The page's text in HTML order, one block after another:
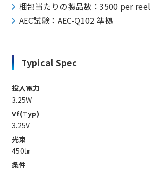
梱包当たりの製品数：3500 per reel
AEC試験：AEC-Q102 準拠
Typical Spec
投入電力
3.25W
Vf(Typ)
3.25V
光束
450㏐
条件